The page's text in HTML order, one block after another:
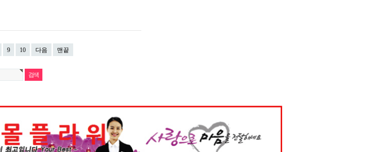
9 10 다음 맨끝